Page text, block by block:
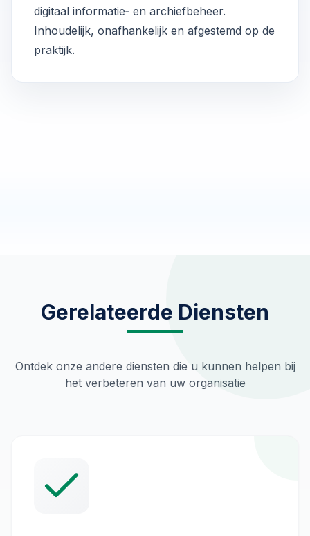
digitaal informatie‑ en archiefbeheer.
Inhoudelijk, onafhankelijk en afgestemd op de
praktijk.
Gerelateerde Diensten
Ontdek onze andere diensten die u kunnen helpen bij
het verbeteren van uw organisatie